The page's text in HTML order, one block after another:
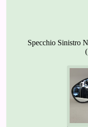
Specchio Sinistro